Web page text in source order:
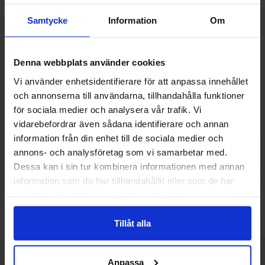
Samtycke Information Om
Denna webbplats använder cookies
Vi använder enhetsidentifierare för att anpassa innehållet
och annonserna till användarna, tillhandahålla funktioner
för sociala medier och analysera vår trafik. Vi
vidarebefordrar även sådana identifierare och annan
information från din enhet till de sociala medier och
annons- och analysföretag som vi samarbetar med.
Dessa kan i sin tur kombinera informationen med annan
information som du har tillhandahållit eller som de har
Tillåt alla
Anpassa
Green Star Vegan Super Sour 100g
18.84 kr
Tutti Frutti